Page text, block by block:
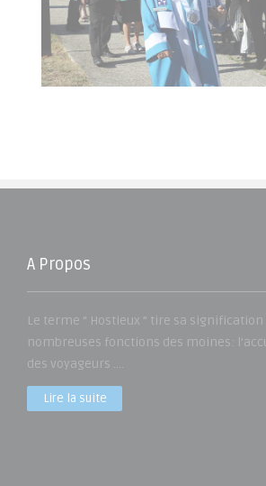
A Propos
Le terme “ Hostieux ” tire sa signification
nombreuses fonctions des moines:
des voyageurs ....
Lire la suite